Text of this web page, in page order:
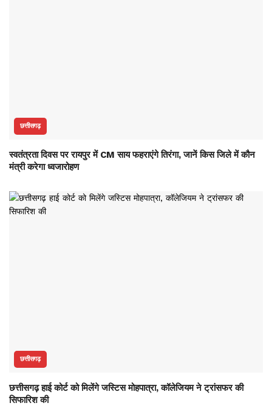
छत्तीसगढ़
स्वतंत्रता दिवस पर रायपुर में CM साय फहराएंगे तिरंगा, जानें किस जिले में कौन
मंत्री करेगा ध्वजारोहण
छत्तीसगढ़
छत्तीसगढ़ हाई कोर्ट को मिलेंगे जस्टिस मोहपात्रा, कॉलेजियम ने ट्रांसफर की
सिफारिश की